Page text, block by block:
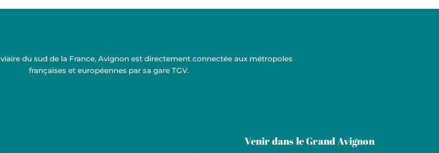
du sud de la France, Avignon est directement connectée aux métropoles
françaises et européennes par sa gare TGV.
Venir dans le Grand Avignon